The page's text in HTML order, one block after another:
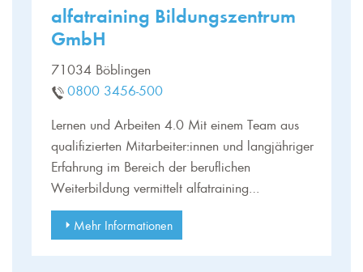
alfatraining Bildungszentrum
GmbH
Lernen und Arbeiten 4.0 Mit einem Team aus
qualifizierten Mitarbeiter:innen und langjähriger
Erfahrung im Bereich der beruflichen
Weiterbildung vermittelt alfatraining…
Mehr Informationen
71034 Böblingen
0800 3456-500